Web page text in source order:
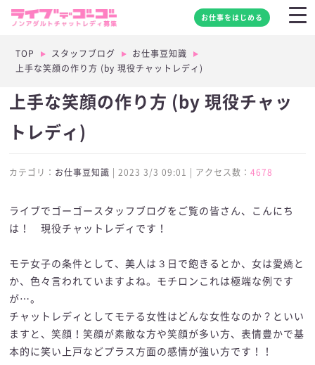
お仕事をはじめる
TOP スタッフブログ
お仕事豆知識
上手な笑顔の作り方 (by 現役チャットレディ)
上手な笑顔の作り方 (by 現役チャッ
トレディ)
カテゴリ： お仕事豆知識 | 2023 3/3 09:01 | アクセス数：4678
ライブでゴーゴースタッフブログをご覧の皆さん、こんにち
は！ 現役チャットレディです！
モテ女子の条件として、美人は３日で飽きるとか、女は愛嬌と
か、色々言われていますよね。モチロンこれは極端な例です
が…。
チャットレディとしてモテる女性はどんな女性なのか？といい
ますと、笑顔！笑顔が素敵な方や笑顔が多い方、表情豊かで基
本的に笑い上戸などプラス方面の感情が強い方です！！